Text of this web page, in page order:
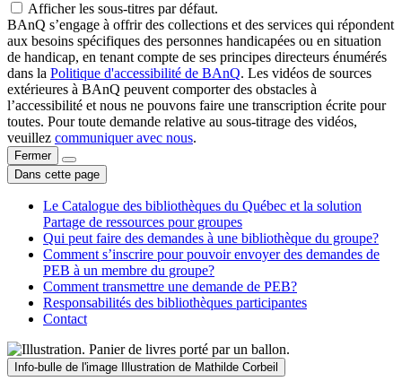
Afficher les sous-titres par défaut.
BAnQ s’engage à offrir des collections et des services qui répondent
aux besoins spécifiques des personnes handicapées ou en situation
de handicap, en tenant compte de ses principes directeurs énumérés
dans la Politique d'accessibilité de BAnQ. Les vidéos de sources
extérieures à BAnQ peuvent comporter des obstacles à
l’accessibilité et nous ne pouvons faire une transcription écrite pour
toutes. Pour toute demande relative au sous-titrage des vidéos,
veuillez communiquer avec nous.
Fermer
Dans cette page
Le Catalogue des bibliothèques du Québec et la solution
Partage de ressources pour groupes
Qui peut faire des demandes à une bibliothèque du groupe?
Comment s’inscrire pour pouvoir envoyer des demandes de
PEB à un membre du groupe?
Comment transmettre une demande de PEB?
Responsabilités des bibliothèques participantes
Contact
Info-bulle de l'image Illustration de Mathilde Corbeil